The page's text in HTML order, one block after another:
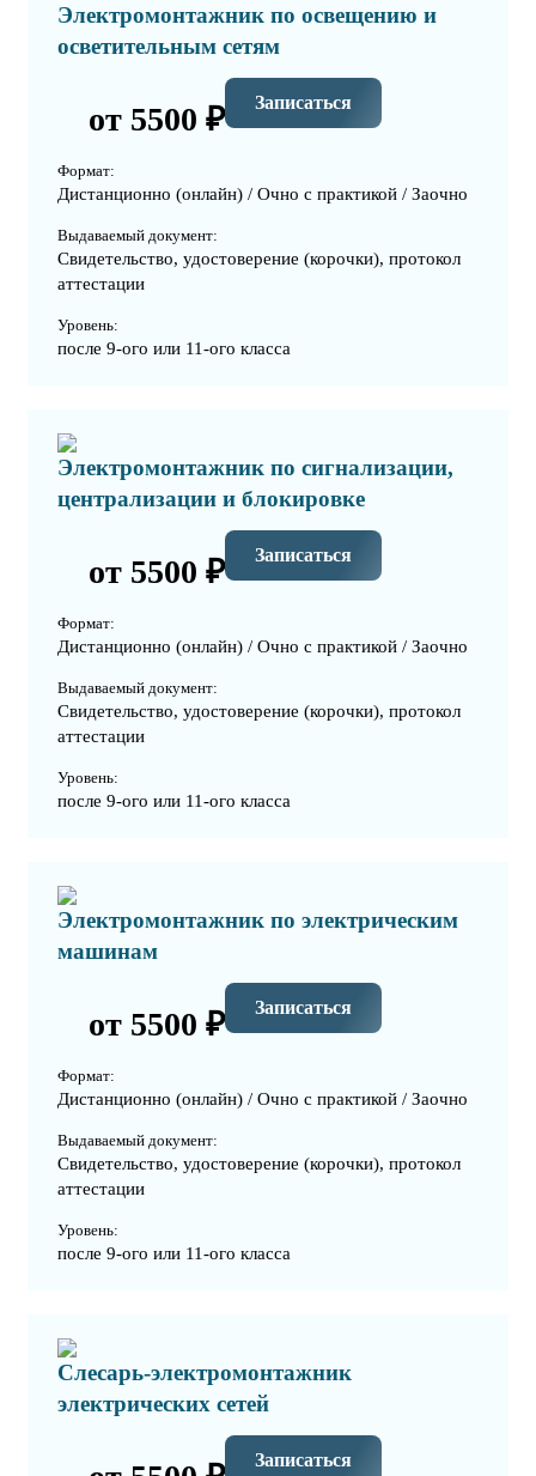
Электромонтажник по освещению и
осветительным сетям
от 5500 ₽ Записаться
Формат:
Дистанционно (онлайн) / Очно с практикой / Заочно
Выдаваемый документ:
Свидетельство, удостоверение (корочки), протокол
аттестации
Уровень:
после 9-ого или 11-ого класса
Электромонтажник по сигнализации,
централизации и блокировке
от 5500 ₽ Записаться
Формат:
Дистанционно (онлайн) / Очно с практикой / Заочно
Выдаваемый документ:
Свидетельство, удостоверение (корочки), протокол
аттестации
Уровень:
после 9-ого или 11-ого класса
Электромонтажник по электрическим
машинам
от 5500 ₽ Записаться
Формат:
Дистанционно (онлайн) / Очно с практикой / Заочно
Выдаваемый документ:
Свидетельство, удостоверение (корочки), протокол
аттестации
Уровень:
после 9-ого или 11-ого класса
Слесарь-электромонтажник
электрических сетей
Записаться